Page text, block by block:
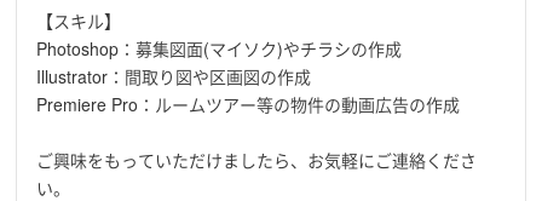
【スキル】
Photoshop：募集図面(マイソク)やチラシの作成
Illustrator：間取り図や区画図の作成
Premiere Pro：ルームツアー等の物件の動画広告の作成
ご興味をもっていただけましたら、お気軽にご連絡くださ
い。